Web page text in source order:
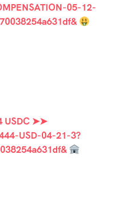
05-12-
USDC ➤➤
USD-04-21-3?